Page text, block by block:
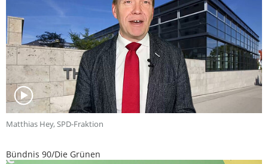
Matthias Hey, SPD-Fraktion
Bündnis 90/Die Grünen